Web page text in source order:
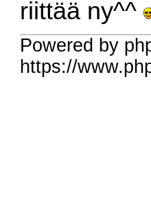
riittää ny^^
Powered by
https://